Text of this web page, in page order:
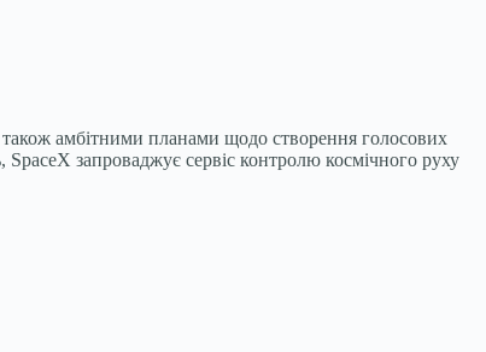
амбітними планами щодо створення голосових
запроваджує сервіс контролю космічного руху